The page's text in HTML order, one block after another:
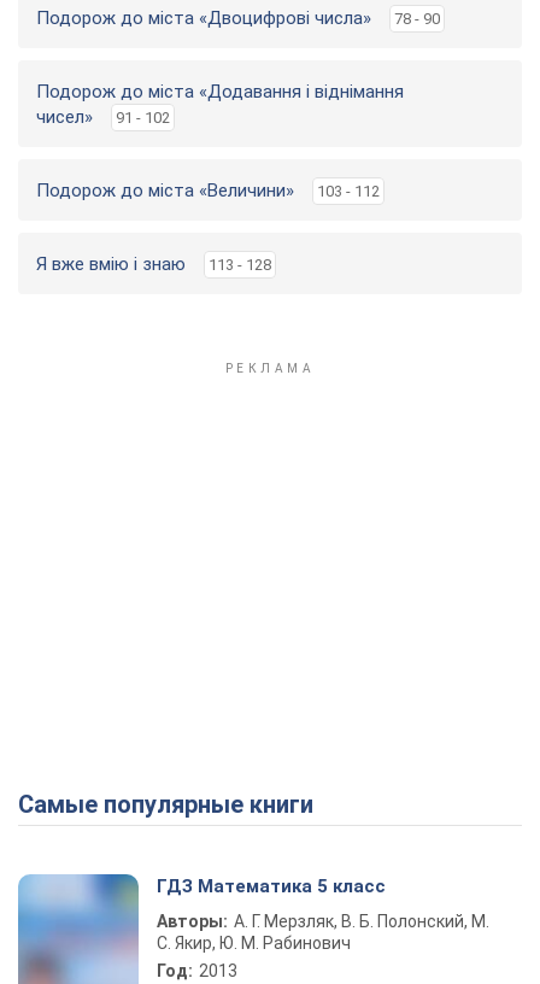
Подорож до міста «Двоцифрові числа» 78 - 90
Подорож до міста «Додавання і віднімання
чисел»
91 - 102
Подорож до міста «Величини» 103 - 112
Я вже вмію і знаю 113 - 128
Самые популярные книги
ГДЗ Математика 5 класс
Авторы: А. Г. Мерзляк, В. Б. Полонский, М.
С. Якир, Ю. М. Рабинович
Год: 2013